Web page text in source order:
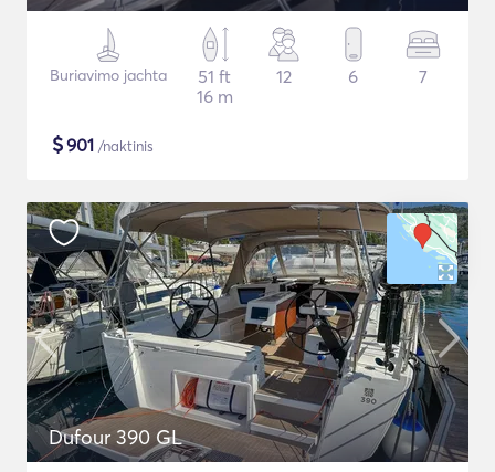
Buriavimo jachta
51 ft
16 m
12 6 7
$901 /naktinis
Dufour 390 GL